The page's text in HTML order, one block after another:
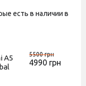
есть в наличии в
A5
4990 грн
5500 грн